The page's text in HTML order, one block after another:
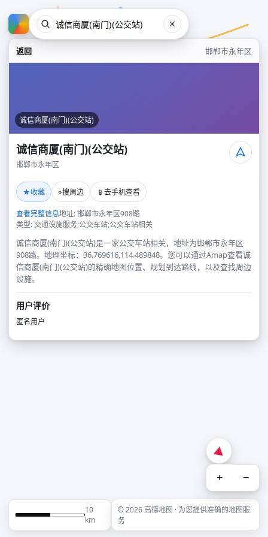
返回 邯郸市永年区
诚信商厦(南门)(公交站)
诚信商厦(南门)(公交站)
邯郸市永年区
★收藏 ⌖搜周边 📱 去手机查看
查看完整信息地址: 邯郸市永年区908路
类型: 交通设施服务;公交车站;公交车站相关
诚信商厦(南门)(公交站)是一家公交车站相关，地址为邯郸市永年区
908路。地理坐标：36.769616,114.489848。您可以通过Amap查看诚
信商厦(南门)(公交站)的精确地图位置、规划到达路线，以及查找周边
设施。
用户评价
匿名用户
+ −
10
km
© 2026 高德地图 · 为您提供准确的地图服
务